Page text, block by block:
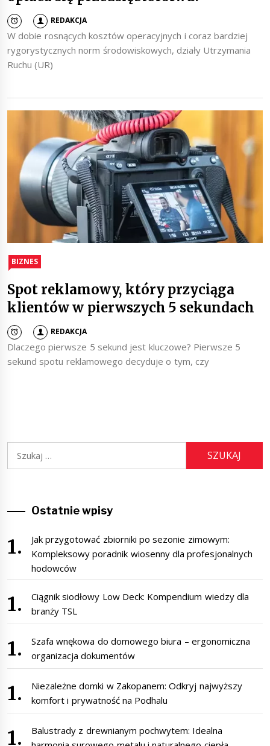
REDAKCJA
W dobie rosnących kosztów operacyjnych i coraz bardziej
rygorystycznych norm środowiskowych, działy Utrzymania
Ruchu (UR)
BIZNES
Spot reklamowy, który przyciąga
klientów w pierwszych 5 sekundach
REDAKCJA
Dlaczego pierwsze 5 sekund jest kluczowe? Pierwsze 5
sekund spotu reklamowego decyduje o tym, czy
Szukaj:
Ostatnie wpisy
Jak przygotować zbiorniki po sezonie zimowym:
Kompleksowy poradnik wiosenny dla profesjonalnych
hodowców
Ciągnik siodłowy Low Deck: Kompendium wiedzy dla
branży TSL
Szafa wnękowa do domowego biura – ergonomiczna
organizacja dokumentów
Niezależne domki w Zakopanem: Odkryj najwyższy
komfort i prywatność na Podhalu
Balustrady z drewnianym pochwytem: Idealna